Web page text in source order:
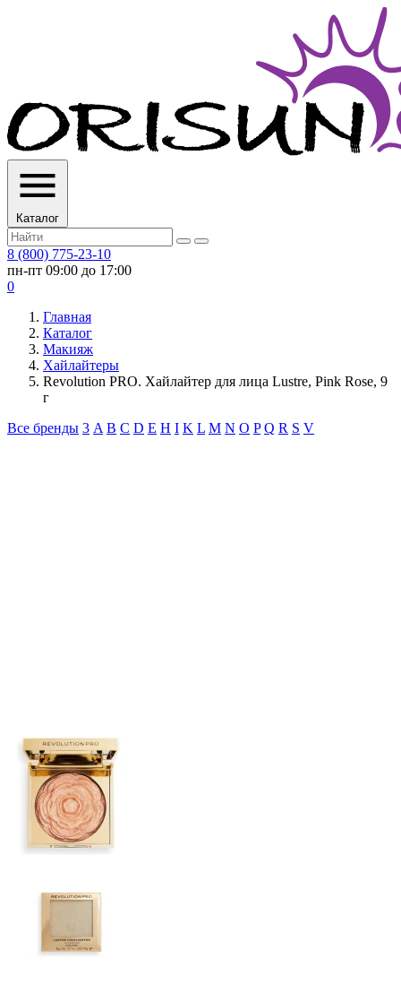
Каталог
8 (800) 775-23-10
пн-пт 09:00 до 17:00
0
Главная
Каталог
Макияж
Хайлайтеры
Revolution PRO. Хайлайтер для лица Lustre, Pink Rose, 9
г
Все бренды 3 A B C D E H I K L M N O P Q R S V